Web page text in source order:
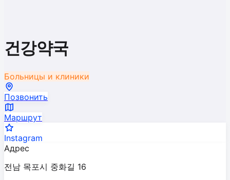
건강약국
Больницы и клиники
Позвонить
Маршрут
Instagram
Адрес
전남 목포시 중화길 16